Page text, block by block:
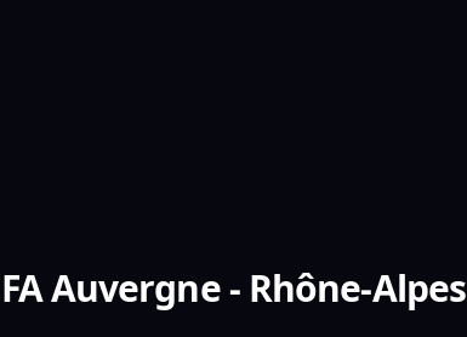
Auvergne - Rhône-Alpes